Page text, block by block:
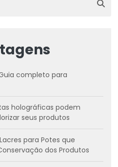
completo para
holográficas podem
seus produtos
para Potes que
dos Produtos